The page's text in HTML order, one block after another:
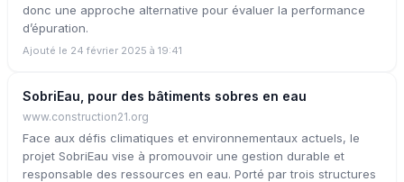
donc une approche alternative pour évaluer la performance
d’épuration.
Ajouté le 24 février 2025 à 19:41
SobriEau, pour des bâtiments sobres en eau
www.construction21.org
Face aux défis climatiques et environnementaux actuels, le
projet SobriEau vise à promouvoir une gestion durable et
responsable des ressources en eau. Porté par trois structures